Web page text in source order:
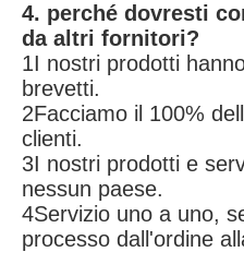
4. perché dovresti
da altri fornitori?
1I nostri prodotti
brevetti.
2Facciamo il 100%
clienti.
3I nostri prodotti e
nessun paese.
4Servizio uno a uno,
processo dall'ordine